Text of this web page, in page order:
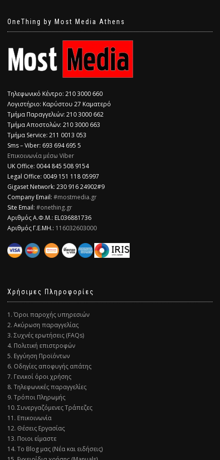
OneThing by Most Media Athens
Τηλεφωνικό Κέντρο: 210 3000 660
Λογιστήριο: Καρύστου 27 Καματερό
Τμήμα Παραγγελιών: 210 3000 662
Τμήμα Αποστολών: 210 3000 663
Τμήμα Service: 211 0013 053
Sms – Viber: 693 694 695 5
Επικοινωνία μέσω Viber
​UK Office: 0044 845 508 9154
Legal Office: 0049 151 118 05997
Gigaset Network: 230 916 24902#9
Company Email: #mostmedia.gr
Site Email: #onething.gr
Αριθμός Α.Φ.Μ.: EL036881736
Αριθμός Γ.Ε.ΜΗ.: 116032603000
Χρήσιμες Πληροφορίες
1. Όροι παροχής υπηρεσιών
2. Ακύρωση παραγγελίας
3. Συχνές ερωτήσεις (FAQs)
4. Πολιτική επιστροφών
5. Εγγύηση Προϊόντων
6. Οδηγίες αποφυγής απάτης
7. Γενικοί όροι χρήσης
8. Τηλεφωνικές παραγγελίες
9. Τρόποι Πληρωμής
10. Συνεργαζόμενες Τράπεζες
11. Επικοινωνία
12. Θέσεις Εργασίας
13. Ποιοι είμαστε
14. Το Blog μας (Νέα και ειδήσεις)